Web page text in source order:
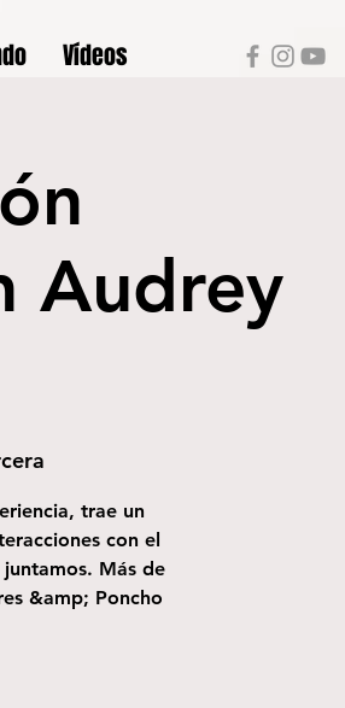
Vídeos
Audrey
trae un
con el
Más de
&amp; Poncho